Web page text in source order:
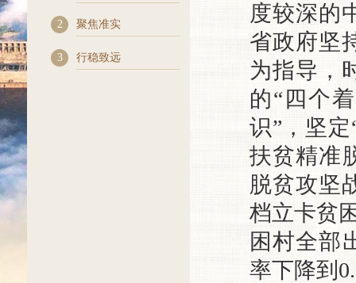
2 聚焦准实
3 行稳致远
度较深的
省政府坚
为指导，
的“四个
识”，坚
扶贫精准
脱贫攻坚
档立卡贫
困村全部
率下降到